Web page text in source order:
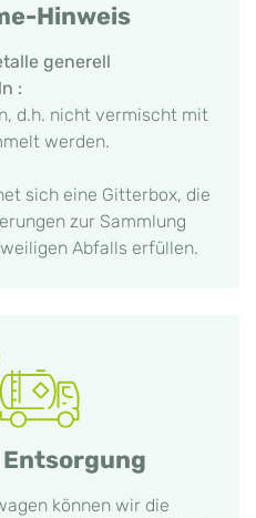
Hinweis
generell
:
d.h. nicht vermischt mit
werden.
sich eine Gitterbox, die
zur Sammlung
Abfalls erfüllen.
können wir die